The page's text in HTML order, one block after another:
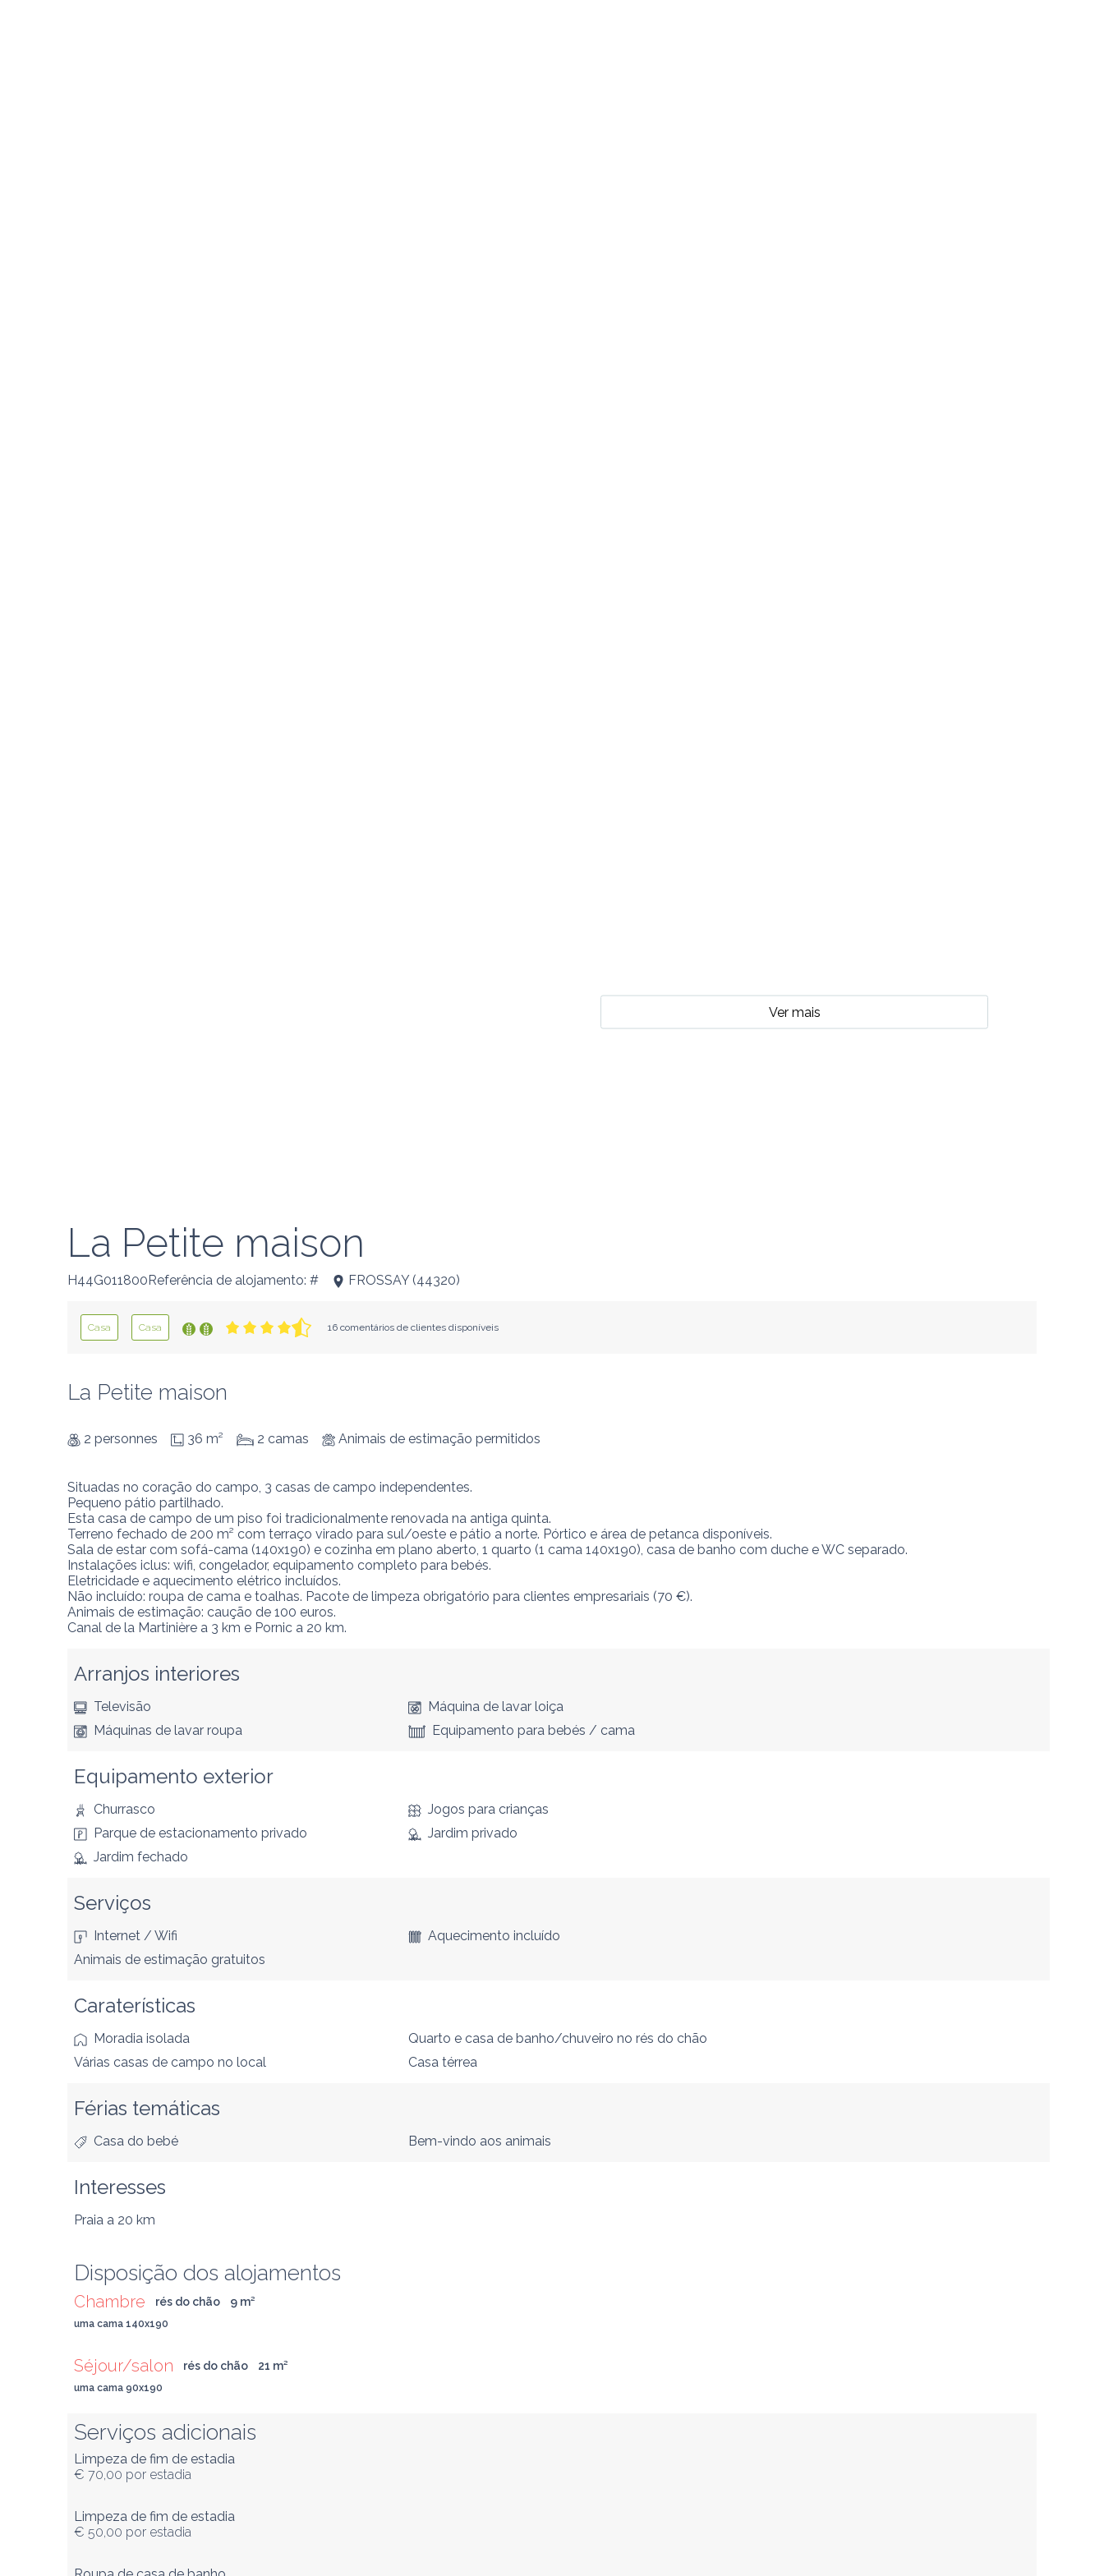
Ver mais
La Petite maison
H44G011800Referência de alojamento: # FROSSAY (44320)
Casa Casa 16 comentários de clientes disponíveis
La Petite maison
2 personnes 36 m² 2 camas Animais de estimação permitidos
Situadas no coração do campo, 3 casas de campo independentes.
Pequeno pátio partilhado.
Esta casa de campo de um piso foi tradicionalmente renovada na antiga quinta.
Terreno fechado de 200 m² com terraço virado para sul/oeste e pátio a norte. Pórtico e área de petanca disponíveis.
Sala de estar com sofá-cama (140x190) e cozinha em plano aberto, 1 quarto (1 cama 140x190), casa de banho com duche e WC separado.
Instalações iclus: wifi, congelador, equipamento completo para bebés.
Eletricidade e aquecimento elétrico incluídos.
Não incluído: roupa de cama e toalhas. Pacote de limpeza obrigatório para clientes empresariais (70 €).
Animais de estimação: caução de 100 euros.
Canal de la Martinière a 3 km e Pornic a 20 km.
Arranjos interiores
Televisão
Máquina de lavar loiça
Máquinas de lavar roupa
Equipamento para bebés / cama
Equipamento exterior
Churrasco
Jogos para crianças
Parque de estacionamento privado
Jardim privado
Jardim fechado
Serviços
Internet / Wifi
Aquecimento incluído
Animais de estimação gratuitos
Caraterísticas
Moradia isolada
Quarto e casa de banho/chuveiro no rés do chão
Várias casas de campo no local
Casa térrea
Férias temáticas
Casa do bebé Bem-vindo aos animais
Interesses
Praia a 20 km
Disposição dos alojamentos
Chambre rés do chão 9 m²
uma cama 140x190
Séjour/salon rés do chão 21 m²
uma cama 90x190
Serviços adicionais
Limpeza de fim de estadia
€ 70,00 por estadia
Limpeza de fim de estadia
€ 50,00 por estadia